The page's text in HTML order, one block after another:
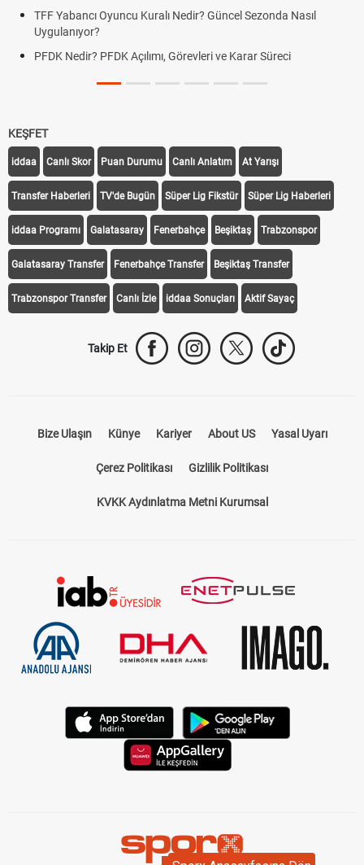
Oyuncu Kuralı Nedir? Güncel Sezonda Nasıl
PFDK Açılımı, Görevleri ve Karar Süreci
Deplasman
DGS
KEŞFET
iddaa Canlı Skor Puan Durumu Canlı Anlatım At Yarışı
Transfer Haberleri TV'de Bugün Süper Lig Fikstür Süper Lig Haberleri
iddaa Programı Galatasaray Fenerbahçe Beşiktaş Trabzonspor
Galatasaray Transfer Fenerbahçe Transfer Beşiktaş Transfer
Trabzonspor Transfer Canlı İzle iddaa Sonuçları Aktif Sayaç